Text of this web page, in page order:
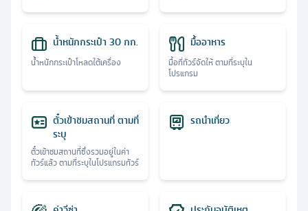
น้ำหนักกระเป๋า 30 กก.
น้ำหนักกระเป๋าโหลดใต้เครื่อง
มื้ออาหาร
มื้อที่ทัวร์จัดให้ ตามที่ระบุใน
โปรแกรม
ตั๋วเข้าชมสถานที่ ตามที่
ระบุ
ตั๋วเข้าชมสถานที่ซึ่งรวมอยู่ในค่า
ทัวร์แล้ว ตามที่ระบุในโปรแกรมทัวร์
รถนำเที่ยว